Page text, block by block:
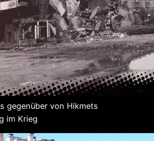
gegenüber von Hikmets
im Krieg